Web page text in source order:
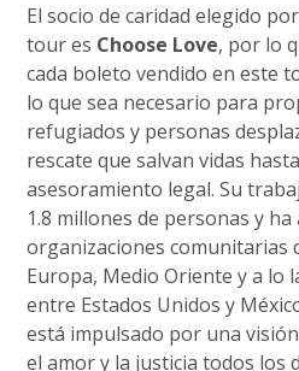
El socio de caridad elegido
tour es Choose Love, por lo
cada boleto vendido en este
lo que sea necesario para
refugiados y personas
rescate que salvan vidas
asesoramiento legal. Su
1.8 millones de personas y
organizaciones comunitarias
Europa, Medio Oriente y a lo
entre Estados Unidos y
está impulsado por una
el amor y la justicia todos los